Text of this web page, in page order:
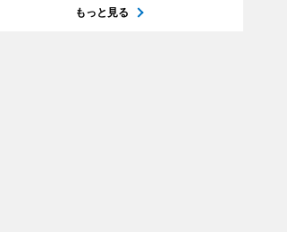
もっと見る